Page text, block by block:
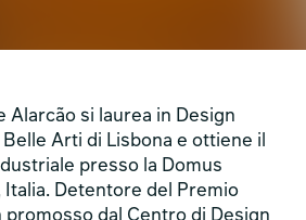
Alarcão si laurea in Design
Arti di Lisbona e ottiene il
presso la Domus
Italia. Detentore del Premio
promosso dal Centro di Design